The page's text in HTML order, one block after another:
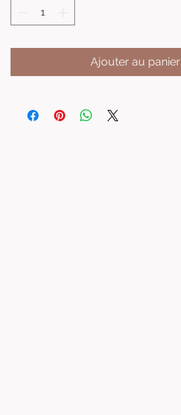
Ajouter au panier